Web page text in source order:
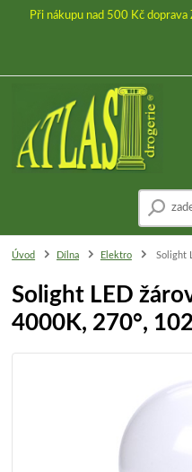
Při nákupu nad 500 Kč
Úvod Dílna Elektro Solight
Solight LED
4000K, 270°,